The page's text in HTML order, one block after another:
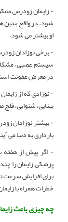
- زایمان زودرس
شود. در واقع جنین
او بیشتر می شود.
- برخی نوزادان
سیستم عصبی،
در معرض عفونت
- نوزادی که از
بینایی، شنوایی، فلج
- بیشتر نوزادان
بارداری به دنیا می
- اگر پیش از هفته
پزشکی زایمان را
برای افزایش سرعت
خطرات همراه با
چه چیزی باعث